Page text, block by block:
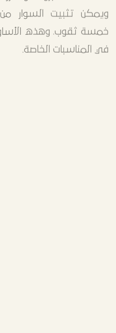
ويمكن تثبيت السوار
خمسة ثقوب. وهذه
في المناسبات الخاصة.